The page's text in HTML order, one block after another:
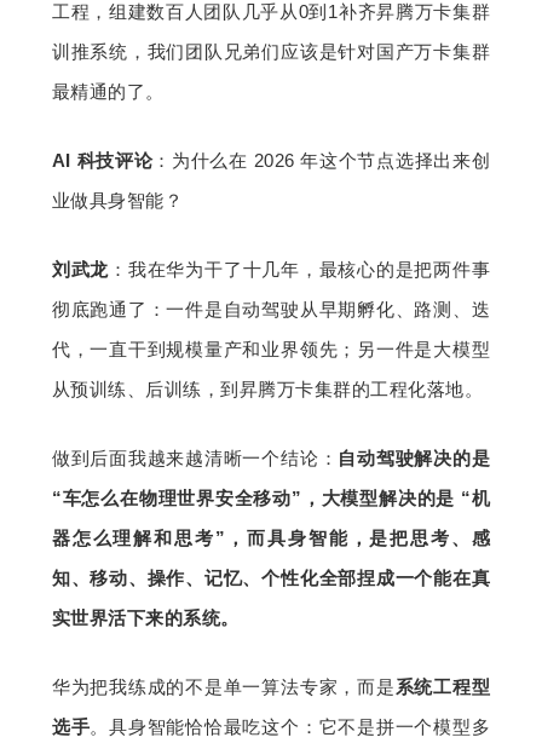
工程，组建数百人团队几乎从0到1补齐昇腾万卡集群
训推系统，我们团队兄弟们应该是针对国产万卡集群
最精通的了。
AI 科技评论：为什么在 2026 年这个节点选择出来创
业做具身智能？
刘武龙 ：我在华为干了十几年，最核心的是把两件事
彻底跑通了：一件是自动驾驶从早期孵化、路测、迭
代，一直干到规模量产和业界领先；另一件是大模型
从预训练、后训练，到昇腾万卡集群的工程化落地。
做到后面我越来越清晰一个结论： 自动驾驶解决的是
“车怎么在物理世界安全移动”，大模型解决的是 “机
器怎么理解和思考”，而具身智能，是把思考、感
知、移动、操作、记忆、个性化全部捏成一个能在真
实世界活下来的系统。
华为把我练成的不是单一算法专家，而是系统工程型
选手。具身智能恰恰最吃这个：它不是拼一个模型多